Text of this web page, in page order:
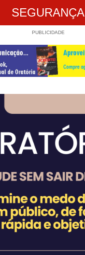
SEGURANÇA
PUBLICIDADE